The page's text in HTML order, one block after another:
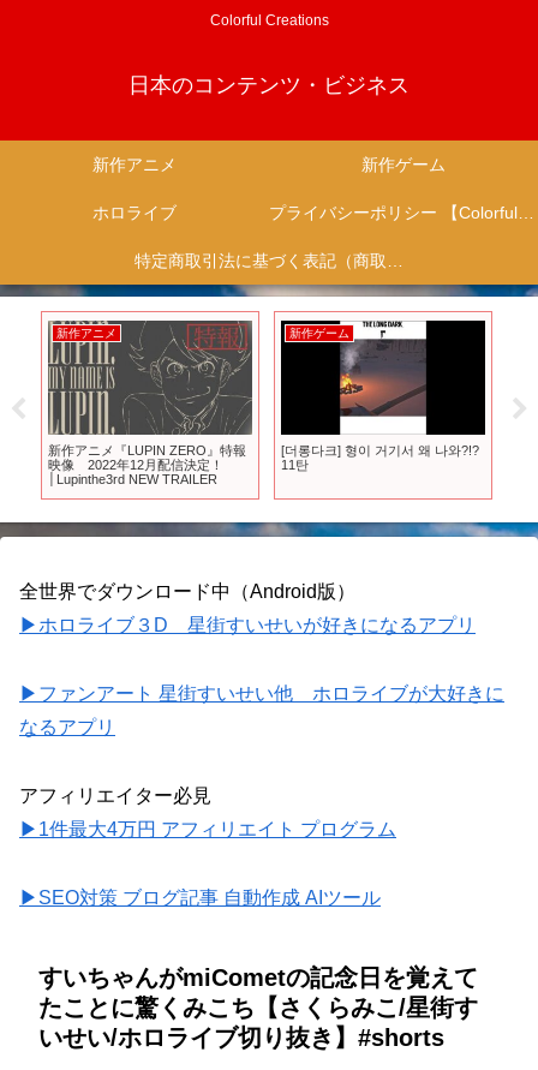
Colorful Creations
日本のコンテンツ・ビジネス
新作アニメ 新作ゲーム
ホロライブ プライバシーポリシー 【Colorful Creation】
特定商取引法に基づく表記（商取引に関する開示）
新作アニメ
新作アニメ『LUPIN ZERO』特報
映像 2022年12月配信決定！
│Lupinthe3rd NEW TRAILER
新作ゲーム
[더롱다크] 형이 거기서 왜 나와?!?
11탄
全世界でダウンロード中（Android版）
▶ホロライブ３D 星街すいせいが好きになるアプリ
▶ファンアート 星街すいせい他 ホロライブが大好きに
なるアプリ
アフィリエイター必見
▶1件最大4万円 アフィリエイト プログラム
▶SEO対策 ブログ記事 自動作成 AIツール
すいちゃんがmiCometの記念日を覚えて
たことに驚くみこち【さくらみこ/星街す
いせい/ホロライブ切り抜き】#shorts